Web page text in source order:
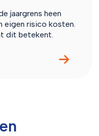
jaargrens heen
eigen risico kosten.
dit betekent.